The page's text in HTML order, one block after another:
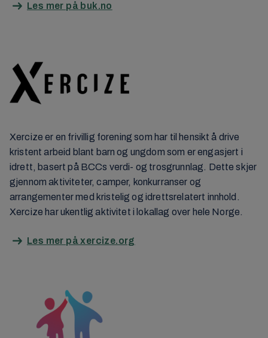
Les mer på buk.no
Xercize er en frivillig forening som har til hensikt å drive
kristent arbeid blant barn og ungdom som er engasjert i
idrett, basert på BCCs verdi- og trosgrunnlag. Dette skjer
gjennom aktiviteter, camper, konkurranser og
arrangementer med kristelig og idrettsrelatert innhold.
Xercize har ukentlig aktivitet i lokallag over hele Norge.
Les mer på xercize.org